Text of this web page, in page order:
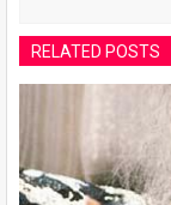
RELATED POSTS